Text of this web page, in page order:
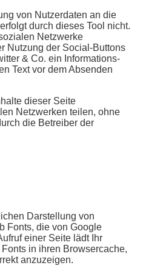
von Nutzerdaten an die
durch dieses Tool nicht.
Netzwerke
Nutzung der Social-Buttons
& Co. ein Informations-
Text vor dem Absenden
dieser Seite
Netzwerken teilen, ohne
die Betreiber der
Darstellung von
Fonts, die von Google
einer Seite lädt Ihr
in ihren Browsercache,
anzuzeigen.